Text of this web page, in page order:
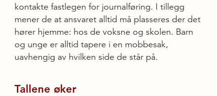
kontakte fastlegen for journalføring. I tillegg
mener de at ansvaret alltid må plasseres der det
hører hjemme: hos de voksne og skolen. Barn
og unge er alltid tapere i en mobbesak,
uavhengig av hvilken side de står på.
Tallene øker